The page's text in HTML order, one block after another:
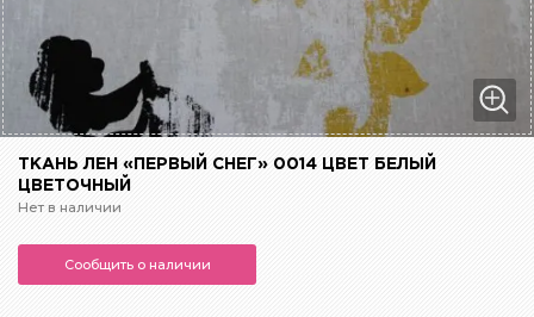
ТКАНЬ ЛЕН «ПЕРВЫЙ СНЕГ» 0014 ЦВЕТ БЕЛЫЙ
ЦВЕТОЧНЫЙ
Нет в наличии
Сообщить о наличии